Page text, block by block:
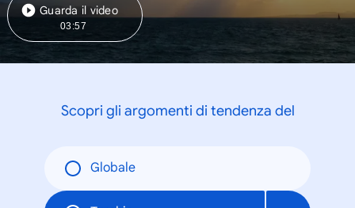
Guarda il video
03:57
Scopri gli argomenti di tendenza del
Globale